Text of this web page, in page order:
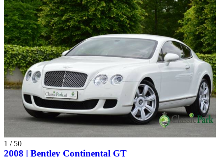
1 / 50
2008 | Bentley Continental GT